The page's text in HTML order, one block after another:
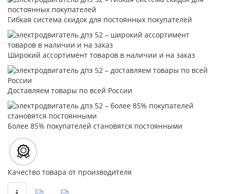
Гибкая система скидок для постоянных покупателей
Широкий ассортимент товаров в наличии и на заказ
Доставляем товары по всей России
Более 85% покупателей становятся постоянными
Качество товара от производителя